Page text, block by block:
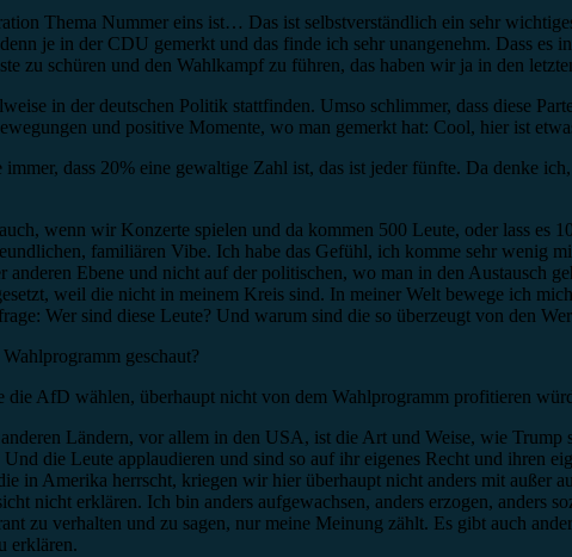
Thema Nummer eins ist… Das ist selbstverständlich ein sehr
je in der CDU gemerkt und das finde ich sehr unangenehm. Dass
zu schüren und den Wahlkampf zu führen, das haben wir ja in den
in der deutschen Politik stattfinden. Umso schlimmer, dass diese
und positive Momente, wo man gemerkt hat: Cool, hier ist
dass 20% eine gewaltige Zahl ist, das ist jeder fünfte. Da denke
wenn wir Konzerte spielen und da kommen 500 Leute, oder lass es
familiären Vibe. Ich habe das Gefühl, ich komme sehr wenig
Ebene und nicht auf der politischen, wo man in den Austausch
weil die nicht in meinem Kreis sind. In meiner Welt bewege ich
Wer sind diese Leute? Und warum sind die so überzeugt von den
geschaut?
die AfD wählen, überhaupt nicht von dem Wahlprogramm profitieren
Ländern, vor allem in den USA, ist die Art und Weise, wie Trump
die Leute applaudieren und sind so auf ihr eigenes Recht und ihren
in Amerika herrscht, kriegen wir hier überhaupt nicht anders mit außer
nicht erklären. Ich bin anders aufgewachsen, anders erzogen, anders
zu verhalten und zu sagen, nur meine Meinung zählt. Es gibt auch
erklären.